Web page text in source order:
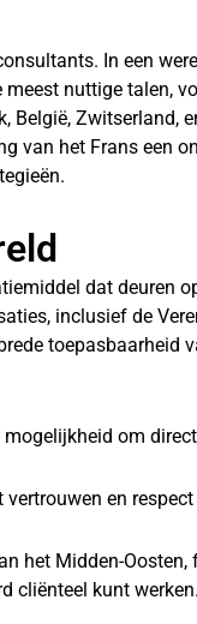
In een
nuttige talen,
België, Zwitserland,
van het Frans een
dat deuren
inclusief de
toepasbaarheid
om
en
het Midden-
cliënteel kunt werken.